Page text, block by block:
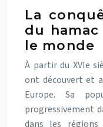
La
du
le monde
À partir du XVIe
ont découvert et
Europe. Sa
progressivement
dans les